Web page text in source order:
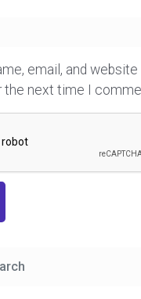
email, and website
the next time I